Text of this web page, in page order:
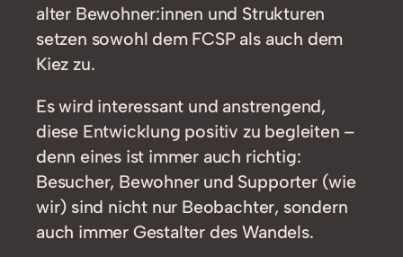
alter Bewohner:innen und Strukturen
setzen sowohl dem FCSP als auch dem
Kiez zu.
Es wird interessant und anstrengend,
diese Entwicklung positiv zu begleiten –
denn eines ist immer auch richtig:
Besucher, Bewohner und Supporter (wie
wir) sind nicht nur Beobachter, sondern
auch immer Gestalter des Wandels.